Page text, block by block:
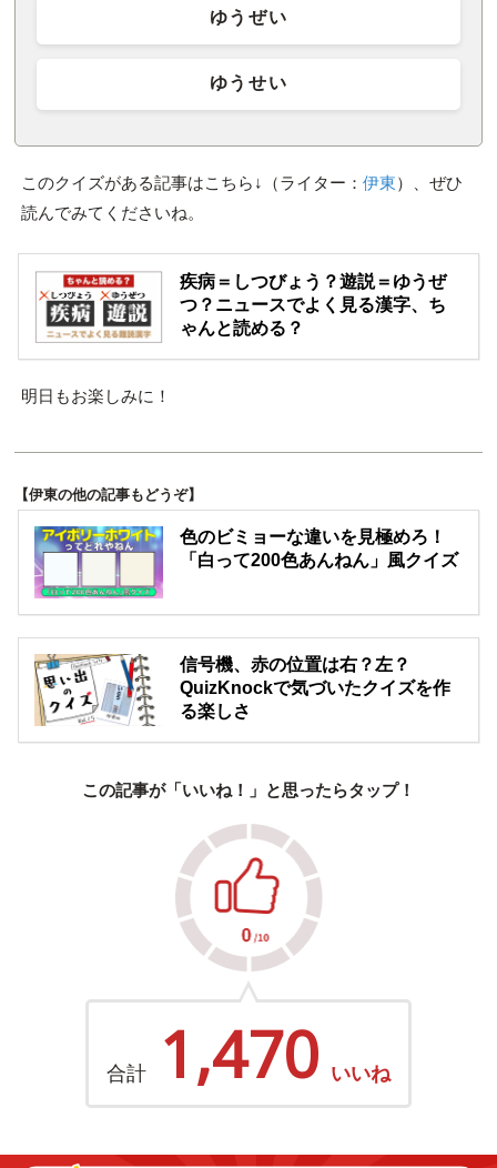
ゆうぜい
ゆうせい
このクイズがある記事はこちら↓（ライター： 伊東）、ぜひ
読んでみてくださいね。
疾病＝しつびょう？遊説＝ゆうぜ
つ？ニュースでよく見る漢字、ち
ゃんと読める？
明日もお楽しみに！
【伊東の他の記事もどうぞ】
色のビミョーな違いを見極めろ！
「白って200色あんねん」風クイズ
信号機、赤の位置は右？左？
QuizKnockで気づいたクイズを作
る楽しさ
この記事が「いいね！」と思ったらタップ！
合計 1,470 いいね